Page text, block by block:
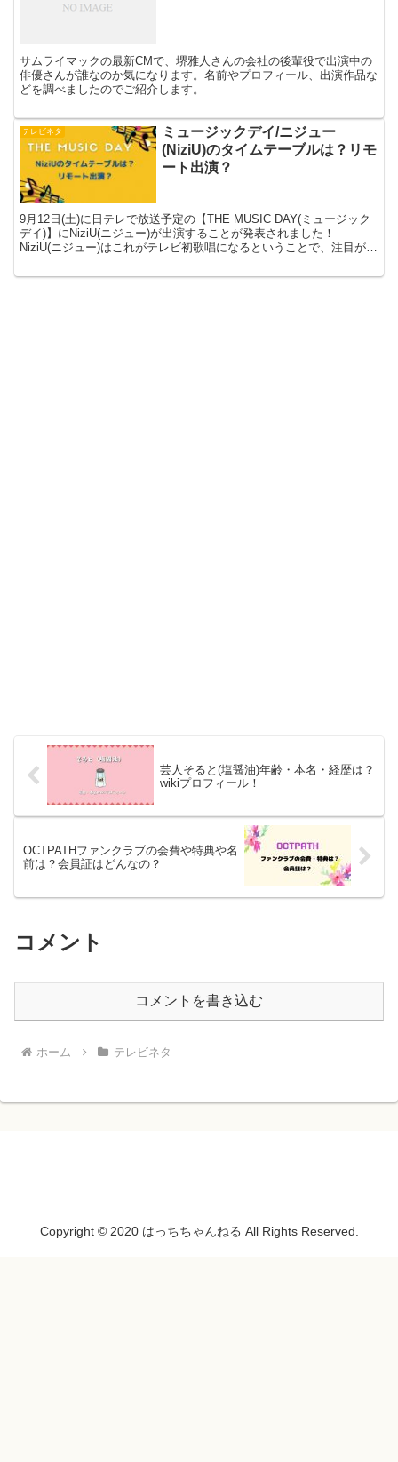
サムライマックの最新CMで、堺雅人さんの会社の後輩役で出演中の
俳優さんが誰なのか気になります。名前やプロフィール、出演作品な
どを調べましたのでご紹介します。
テレビネタ
ミュージックデイ/ニジュー
(NiziU)のタイムテーブルは？リモ
ート出演？
9月12日(土)に日テレで放送予定の【THE MUSIC DAY(ミュージック
デイ)】にNiziU(ニジュー)が出演することが発表されました！
NiziU(ニジュー)はこれがテレビ初歌唱になるということで、注目が集
芸人そると(塩醤油)年齢・本名・経歴は？
wikiプロフィール！
OCTPATHファンクラブの会費や特典や名
前は？会員証はどんなの？
コメント
コメントを書き込む
ホーム テレビネタ
Copyright © 2020 はっちちゃんねる All Rights Reserved.